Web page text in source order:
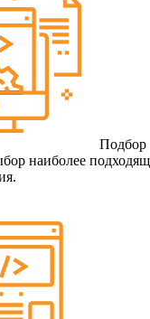
Подбор
наиболее